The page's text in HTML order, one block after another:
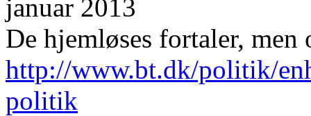
januar 2013
De hjemløses fortaler,
http://www.bt.dk/politik/
politik